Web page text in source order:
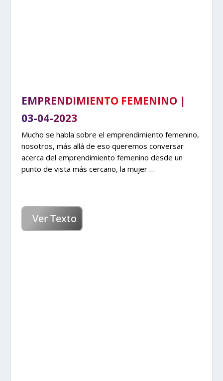
EMPRENDIMIENTO FEMENINO |
03-04-2023
Mucho se habla sobre el emprendimiento femenino,
nosotros, más allá de eso queremos conversar
acerca del emprendimiento femenino desde un
punto de vista más cercano, la mujer …
Ver Texto